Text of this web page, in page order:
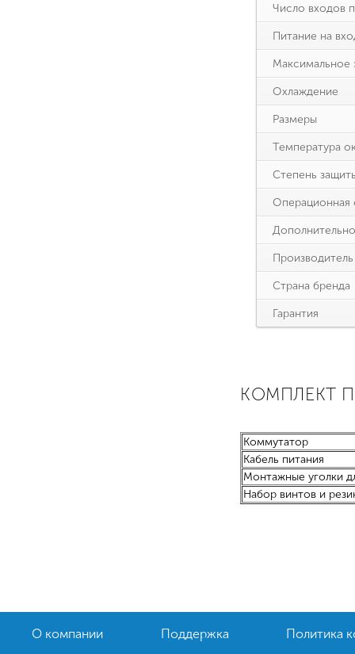
Число входов
Питание на
Максимальное
Охлаждение
Размеры
Температура
Степень
Операционная
Дополнительно
Производитель
Страна бренда
Гарантия
КОМПЛЕКТ
Коммутатор
Кабель питания
Монтажные уголки
Набор винтов и
О компании Поддержка Политика